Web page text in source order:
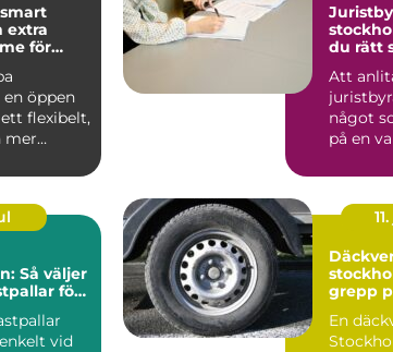
extra
för
öppen
flexibelt,
mer
stockholm så
du rätt
Att
något
på en
sam...
Så väljer
för
vid
stockholm
grepp
En